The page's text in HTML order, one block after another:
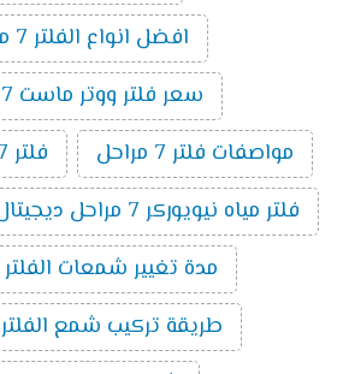
افضل انواع الفلتر 7 مراحل
سعر فلتر ووتر ماست 7 مراحل
مواصفات فلتر 7 مراحل
فلتر 7 مراحل اكوا جيت
فلتر مياه نيويوركر 7 مراحل ديجيتال
مدة تغيير شمعات الفلتر 7 مراحل
طريقة تركيب شمع الفلتر 7 مراحل